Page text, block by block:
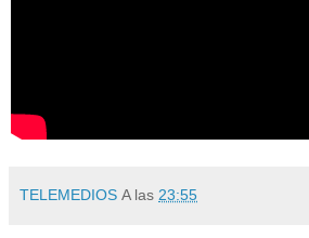
TELEMEDIOS A las 23:55